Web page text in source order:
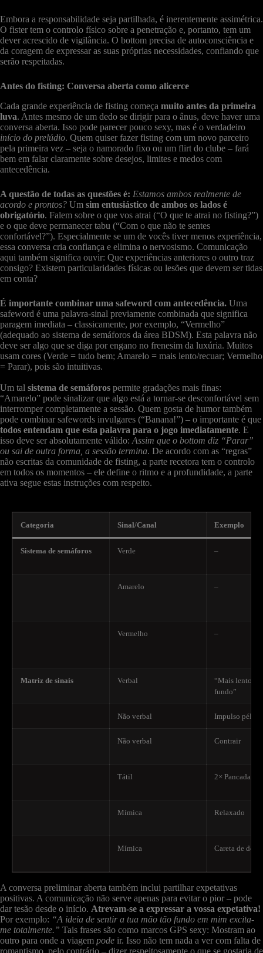
Embora a responsabilidade seja partilhada, é inerentemente assimétrica.
O fister tem o controlo físico sobre a penetração e, portanto, tem um
dever acrescido de vigilância. O bottom precisa de autoconsciência e
da coragem de expressar as suas próprias necessidades, confiando que
serão respeitadas.
Antes do fisting: Conversa aberta como alicerce
Cada grande experiência de fisting começa muito antes da primeira
luva. Antes mesmo de um dedo se dirigir para o ânus, deve haver uma
conversa aberta. Isso pode parecer pouco sexy, mas é o verdadeiro
início do prelúdio. Quem quiser fazer fisting com um novo parceiro
pela primeira vez – seja o namorado fixo ou um flirt do clube – fará
bem em falar claramente sobre desejos, limites e medos com
antecedência.
A questão de todas as questões é: Estamos ambos realmente de
acordo e prontos? Um sim entusiástico de ambos os lados é
obrigatório. Falem sobre o que vos atrai (“O que te atrai no fisting?”)
e o que deve permanecer tabu (“Com o que não te sentes
confortável?”). Especialmente se um de vocês tiver menos experiência,
essa conversa cria confiança e elimina o nervosismo. Comunicação
aqui também significa ouvir: Que experiências anteriores o outro traz
consigo? Existem particularidades físicas ou lesões que devem ser tidas
em conta?
É importante combinar uma safeword com antecedência. Uma
safeword é uma palavra-sinal previamente combinada que significa
paragem imediata – classicamente, por exemplo, “Vermelho”
(adequado ao sistema de semáforos da área BDSM). Esta palavra não
deve ser algo que se diga por engano no frenesim da luxúria. Muitos
usam cores (Verde = tudo bem; Amarelo = mais lento/recuar; Vermelho
= Parar), pois são intuitivas.
Um tal sistema de semáforos permite gradações mais finas:
“Amarelo” pode sinalizar que algo está a tornar-se desconfortável sem
interromper completamente a sessão. Quem gosta de humor também
pode combinar safewords invulgares (“Banana!”) – o importante é que
todos entendam que esta palavra para o jogo imediatamente. E
isso deve ser absolutamente válido: Assim que o bottom diz “Parar”
ou sai de outra forma, a sessão termina. De acordo com as “regras”
não escritas da comunidade de fisting, a parte recetora tem o controlo
em todos os momentos – ele define o ritmo e a profundidade, a parte
ativa segue estas instruções com respeito.
Categoria Sinal/Canal Exemplo
Sistema de semáforos Verde –
Amarelo –
Vermelho –
Matriz de sinais Verbal
“Mais lento”,
fundo”
Não verbal Impulso
Não verbal Contrair
Tátil 2× Pancadas
Mímica Relaxado
Mímica Careta de dor
A conversa preliminar aberta também inclui partilhar expetativas
positivas. A comunicação não serve apenas para evitar o pior – pode
dar tesão desde o início. Atrevam-se a expressar a vossa expetativa!
Por exemplo: “A ideia de sentir a tua mão tão fundo em mim excita-
me totalmente.” Tais frases são como marcos GPS sexy: Mostram ao
outro para onde a viagem pode ir. Isso não tem nada a ver com falta de
romantismo, pelo contrário – dizer respeitosamente o que se gostaria de